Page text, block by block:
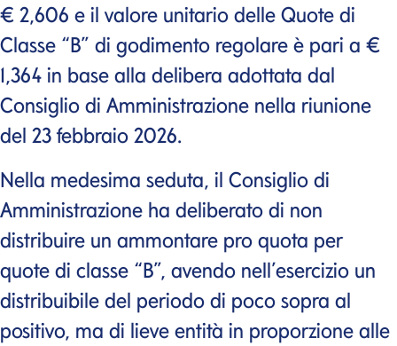
€ 2,606 e il valore unitario delle Quote di
Classe “B” di godimento regolare è pari a €
1,364 in base alla delibera adottata dal
Consiglio di Amministrazione nella riunione
del 23 febbraio 2026.
Nella medesima seduta, il Consiglio di
Amministrazione ha deliberato di non
distribuire un ammontare pro quota per
quote di classe “B”, avendo nell’esercizio un
distribuibile del periodo di poco sopra al
positivo, ma di lieve entità in proporzione alle